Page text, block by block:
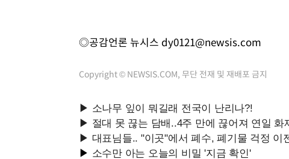
◎공감언론 뉴시스 dy0121@newsis.com
Copyright © NEWSIS.COM, 무단 전재 및 재배포 금지